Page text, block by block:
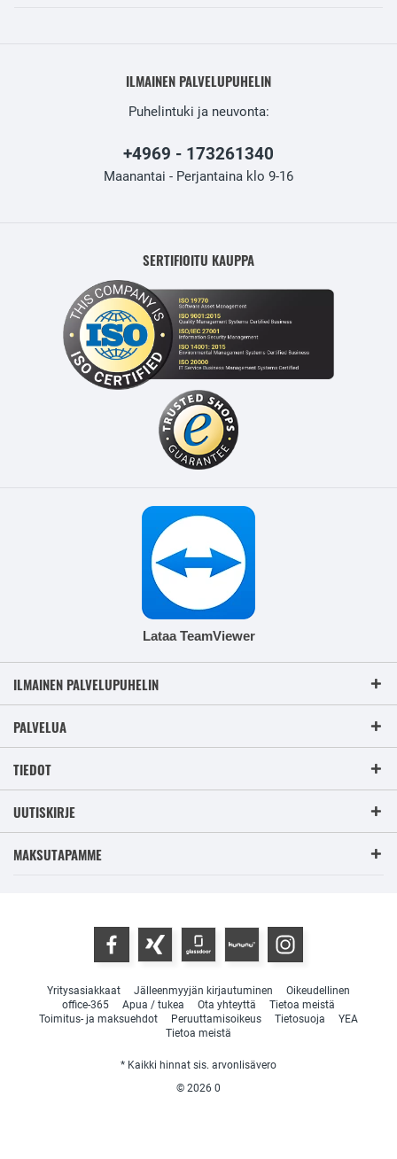
ILMAINEN PALVELUPUHELIN
Puhelintuki ja neuvonta:
+4969 - 173261340
Maanantai - Perjantaina klo 9-16
SERTIFIOITU KAUPPA
Lataa TeamViewer
ILMAINEN PALVELUPUHELIN
PALVELUA
TIEDOT
UUTISKIRJE
MAKSUTAPAMME
Yritysasiakkaat Jälleenmyyjän kirjautuminen
Oikeudellinen
office-365
Apua / tukea Ota yhteyttä
Tietoa meistä
Toimitus- ja maksuehdot
Peruuttamisoikeus Tietosuoja
YEA
Tietoa meistä
* Kaikki hinnat sis. arvonlisävero
© 2026 0